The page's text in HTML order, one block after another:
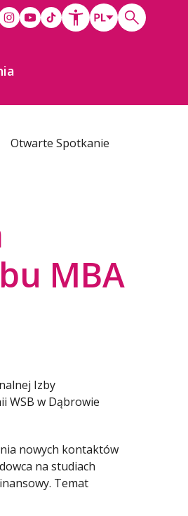
Otwarte Spotkanie
MBA
Izby
WSB w Dąbrowie
nowych kontaktów
na studiach
Temat